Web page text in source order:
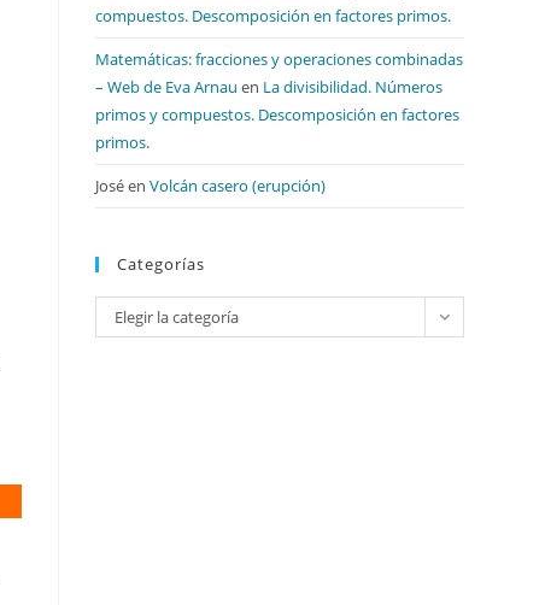
compuestos. Descomposición en factores primos.
Matemáticas: fracciones y operaciones combinadas
– Web de Eva Arnau en La divisibilidad. Números
primos y compuestos. Descomposición en factores
primos.
Joséen Volcán casero (erupción)
Categorías
Categorías
Elegir la categoría